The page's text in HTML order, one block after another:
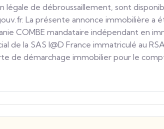
de débroussaillement, sont
La présente annonce immobilière a
COMBE mandataire indépendant en
la SAS I@D France immatriculé au
de démarchage immobilier pour le